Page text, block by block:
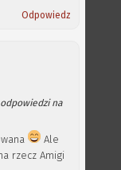
Odpowiedz
na
Ale
rzecz Amigi